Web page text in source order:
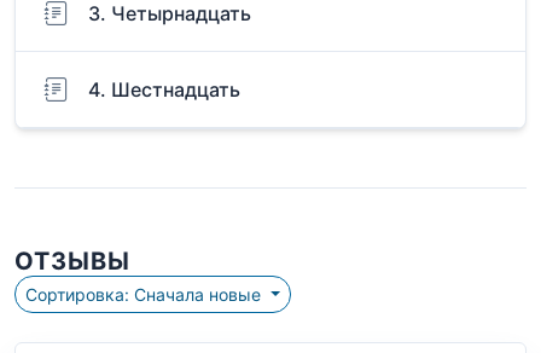
3. Четырнадцать
4. Шестнадцать
ОТЗЫВЫ
Сортировка: Сначала новые